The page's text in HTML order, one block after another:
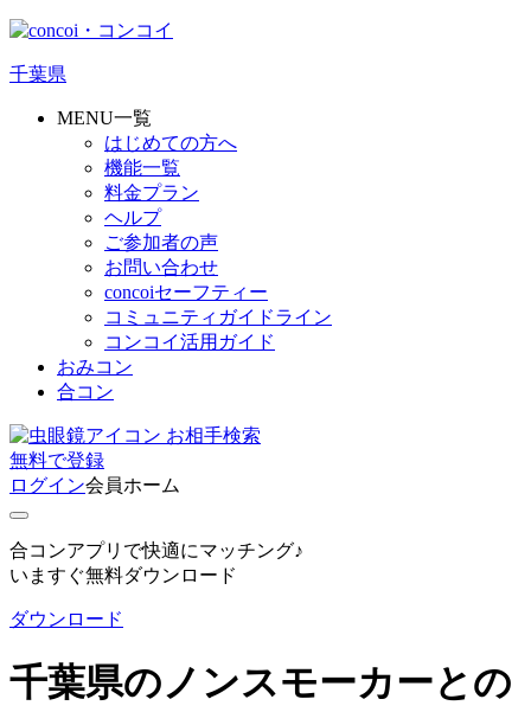
千葉県
MENU一覧
はじめての方へ
機能一覧
料金プラン
ヘルプ
ご参加者の声
お問い合わせ
concoiセーフティー
コミュニティガイドライン
コンコイ活用ガイド
おみコン
合コン
お相手検索
無料で登録
ログイン会員ホーム
合コンアプリで快適にマッチング♪
いますぐ無料ダウンロード
ダウンロード
千葉県のノンスモーカーとの